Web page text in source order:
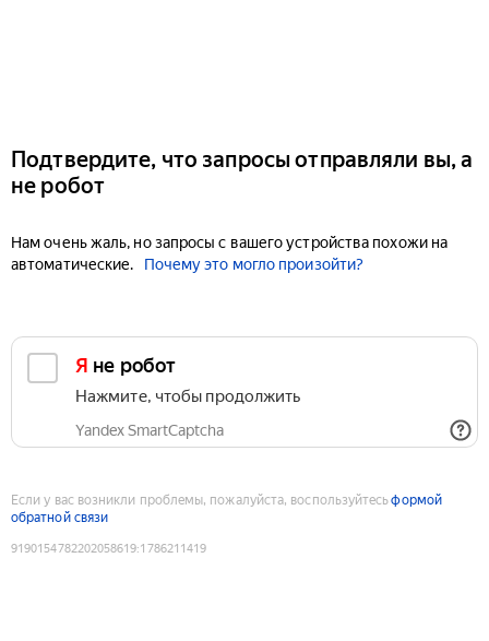
Подтвердите, что запросы отправляли вы, а
не робот
Нам очень жаль, но запросы с вашего устройства похожи на
автоматические.
Почему это могло произойти?
Я не робот
Нажмите, чтобы продолжить
Yandex SmartCaptcha
Если у вас возникли проблемы, пожалуйста, воспользуйтесьформой
обратной связи
9190154782202058619:1786211419